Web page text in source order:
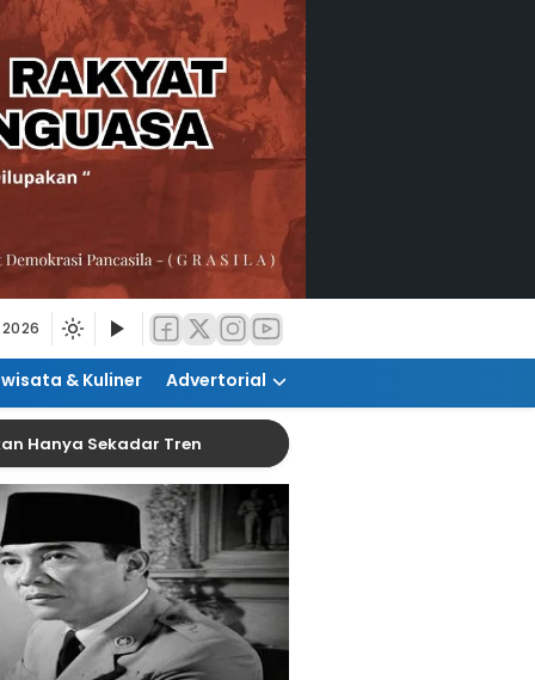
& Kuliner Advertorial
Sekadar Tren Gubernur Jateng Kunker Ke